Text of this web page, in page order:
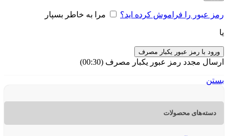
رمز عبور را فراموش کرده اید؟ مرا به خاطر بسپار
یا
ورود با رمز عبور یکبار مصرف
ارسال مجدد رمز عبور یکبار مصرف (00:
30
)
بستن
دسته‌های محصولات